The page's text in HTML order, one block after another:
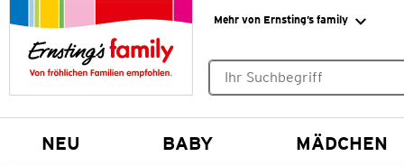
Mehr von Ernsting’s family
NEU BABY MÄDCHEN